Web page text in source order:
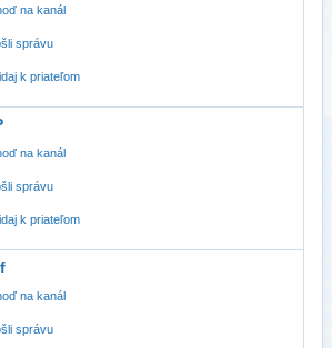
na kanál
správu
k priateľom
na kanál
správu
k priateľom
na kanál
správu